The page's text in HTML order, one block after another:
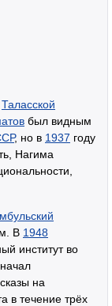
Таласской
был видным
, но в 1937 году
Нагима
В 1948
институт во
начал
на
в течение трёх